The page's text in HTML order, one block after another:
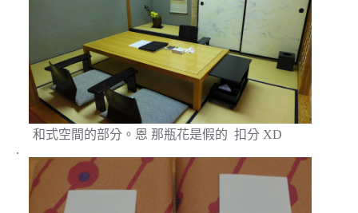
和式空間的部分。恩 那瓶花是假的 扣分 XD
.